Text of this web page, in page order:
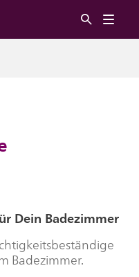
Dein Badezimmer
Badezimmer.